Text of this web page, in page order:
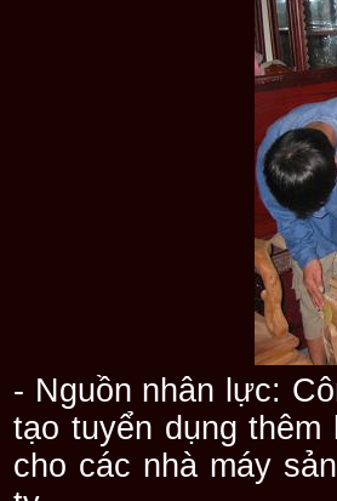
- Nguồn nhân lực:
tạo tuyển dụng
cho các nhà máy